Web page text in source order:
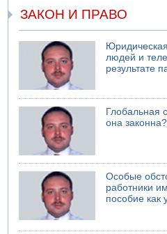
обороны "Хец"
05.08.2026 18:28
МАДА призывает израильтян
05.08.2026 17:00
Бывший посол Израиля в ООН
четверг о создании новой
ЗАКОН И ПРАВО
людей и
результате
Глобальная
она законна?
Особые
работники
пособие как